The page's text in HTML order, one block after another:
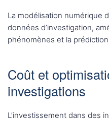
La modélisation numérique
données d’investigation,
phénomènes et la
Coût et
investigations
L’investissement dans des